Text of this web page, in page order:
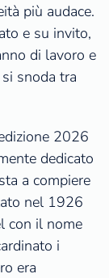
più audace.
e su invito,
di lavoro e
snoda tra
2026
dedicato
a compiere
nel 1926
con il nome
i
era